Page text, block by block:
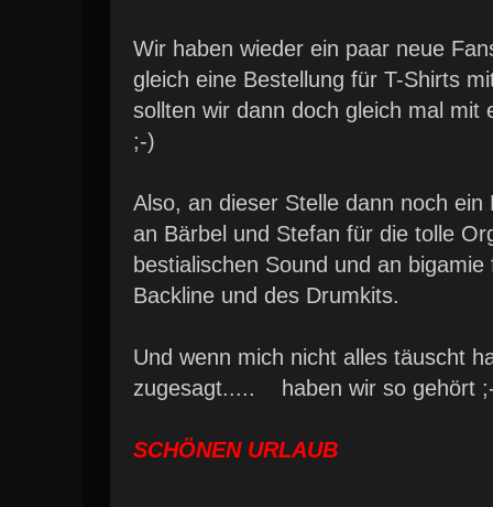
Wir haben wieder ein paar neue
gleich eine Bestellung für T-Shirts
sollten wir dann doch gleich mal mit
;-)
Also, an dieser Stelle dann noch ein
an Bärbel und Stefan für die tolle
bestialischen Sound und an
Backline und des Drumkits.
Und wenn mich nicht alles täuscht
zugesagt..... haben wir so gehört
SCHÖNEN URLAUB